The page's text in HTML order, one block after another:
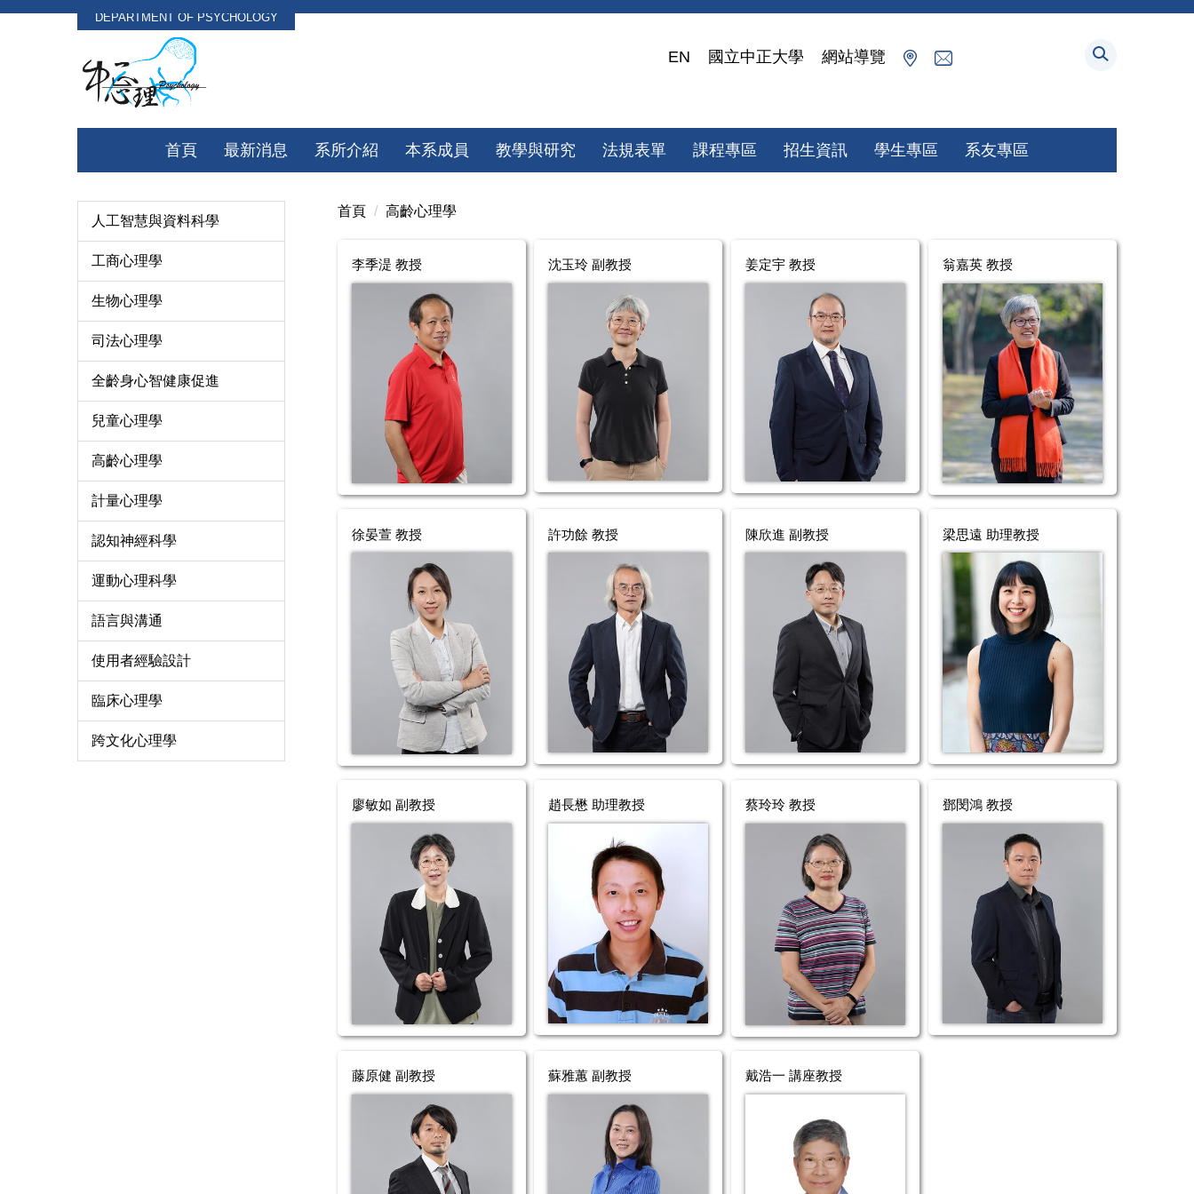
DEPARTMENT OF PSYCHOLOGY
EN 國立中正大學 網站導覽
首頁 最新消息 系所介紹 本系成員 教學與研究 法規表單 課程專區 招生資訊 學生專區 系友專區
人工智慧與資料科學
工商心理學
生物心理學
司法心理學
全齡身心智健康促進
兒童心理學
高齡心理學
計量心理學
認知神經科學
運動心理科學
語言與溝通
使用者經驗設計
臨床心理學
跨文化心理學
首頁 高齡心理學
李季湜 教授 沈玉玲 副教授 姜定宇 教授 翁嘉英 教授
徐晏萱 教授 許功餘 教授 陳欣進 副教授 梁思遠 助理教授
廖敏如 副教授 趙長懋 助理教授 蔡玲玲 教授 鄧閔鴻 教授
藤原健 副教授 蘇雅蕙 副教授 戴浩一 講座教授